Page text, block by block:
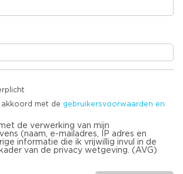
akkoord met de gebruikersvoorwaarden en
de verwerking van mijn
(naam, e-mailadres, IP adres en
informatie die ik vrijwillig invul in de
van de privacy wetgeving. (AVG)